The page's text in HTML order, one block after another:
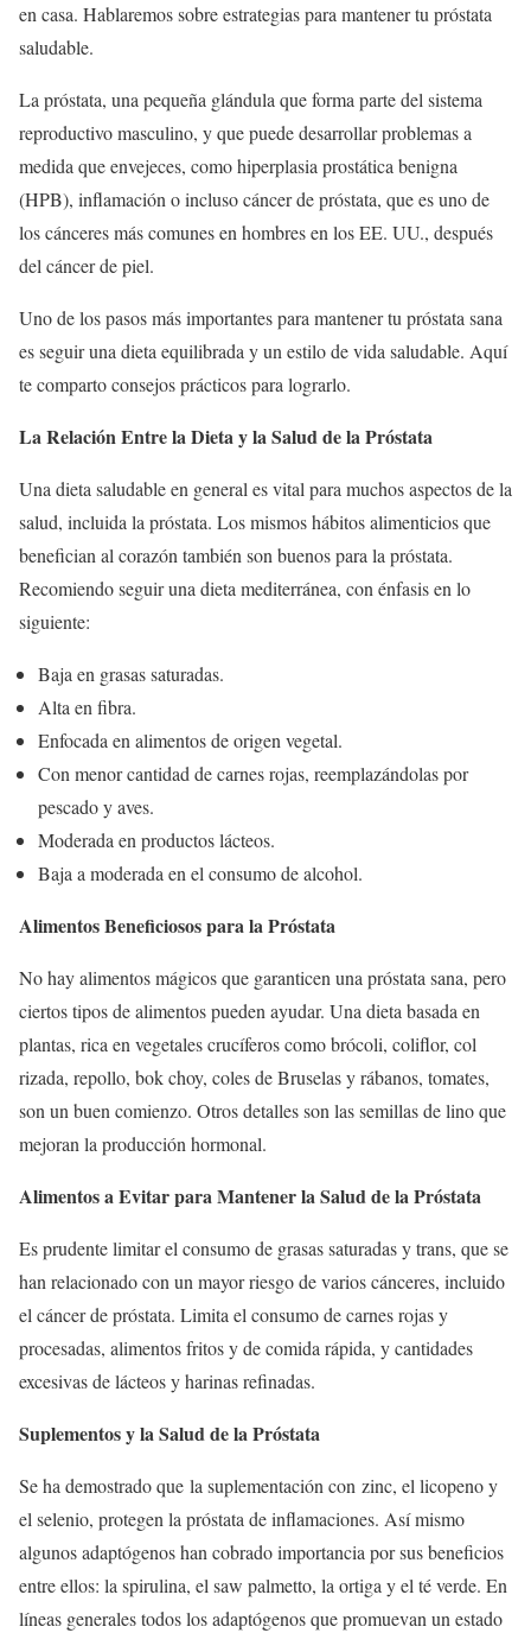
en casa. Hablaremos sobre estrategias para mantener tu próstata
saludable.
La próstata, una pequeña glándula que forma parte del sistema
reproductivo masculino, y que puede desarrollar problemas a
medida que envejeces, como hiperplasia prostática benigna
(HPB), inflamación o incluso cáncer de próstata, que es uno de
los cánceres más comunes en hombres en los EE. UU., después
del cáncer de piel.
Uno de los pasos más importantes para mantener tu próstata sana
es seguir una dieta equilibrada y un estilo de vida saludable. Aquí
te comparto consejos prácticos para lograrlo.
La Relación Entre la Dieta y la Salud de la Próstata
Una dieta saludable en general es vital para muchos aspectos de la
salud, incluida la próstata. Los mismos hábitos alimenticios que
benefician al corazón también son buenos para la próstata.
Recomiendo seguir una dieta mediterránea, con énfasis en lo
siguiente:
Baja en grasas saturadas.
Alta en fibra.
Enfocada en alimentos de origen vegetal.
Con menor cantidad de carnes rojas, reemplazándolas por
pescado y aves.
Moderada en productos lácteos.
Baja a moderada en el consumo de alcohol.
Alimentos Beneficiosos para la Próstata
No hay alimentos mágicos que garanticen una próstata sana, pero
ciertos tipos de alimentos pueden ayudar. Una dieta basada en
plantas, rica en vegetales crucíferos como brócoli, coliflor, col
rizada, repollo, bok choy, coles de Bruselas y rábanos, tomates,
son un buen comienzo. Otros detalles son las semillas de lino que
mejoran la producción hormonal.
Alimentos a Evitar para Mantener la Salud de la Próstata
Es prudente limitar el consumo de grasas saturadas y trans, que se
han relacionado con un mayor riesgo de varios cánceres, incluido
el cáncer de próstata. Limita el consumo de carnes rojas y
procesadas, alimentos fritos y de comida rápida, y cantidades
excesivas de lácteos y harinas refinadas.
Suplementos y la Salud de la Próstata
Se ha demostrado que la suplementación con zinc, el licopeno y
el selenio, protegen la próstata de inflamaciones. Así mismo
algunos adaptógenos han cobrado importancia por sus beneficios
entre ellos: la spirulina, el saw palmetto, la ortiga y el té verde. En
líneas generales todos los adaptógenos que promuevan un estado